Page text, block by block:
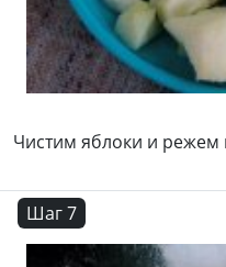
Чистим яблоки и режем
Шаг 7